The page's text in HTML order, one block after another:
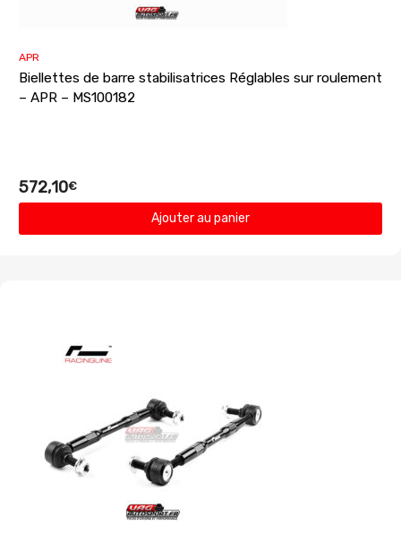
APR
Biellettes de barre stabilisatrices Réglables sur roulement
– APR – MS100182
572,10€
Ajouter au panier